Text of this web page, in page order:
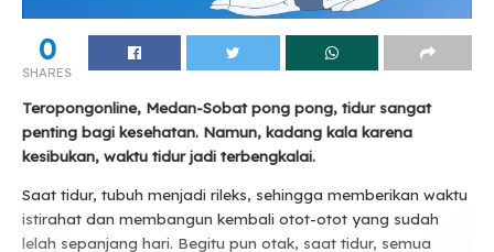
0
SHARES
Teropongonline, Medan-Sobat pong pong, tidur sangat
penting bagi kesehatan. Namun, kadang kala karena
kesibukan, waktu tidur jadi terbengkalai.
Saat tidur, tubuh menjadi rileks, sehingga memberikan waktu
istirahat dan membangun kembali otot-otot yang sudah
lelah sepanjang hari. Begitu pun otak, saat tidur, semua